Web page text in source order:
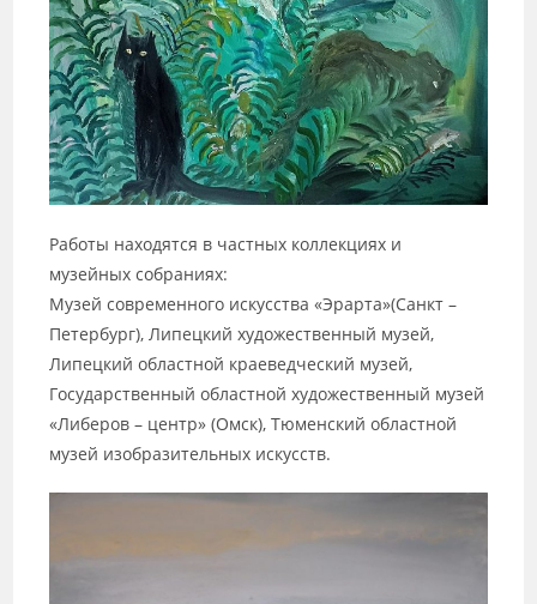
Работы находятся в частных коллекциях и
музейных собраниях:
Музей современного искусства «Эрарта»(Санкт –
Петербург), Липецкий художественный музей,
Липецкий областной краеведческий музей,
Государственный областной художественный музей
«Либеров – центр» (Омск), Тюменский областной
музей изобразительных искусств.